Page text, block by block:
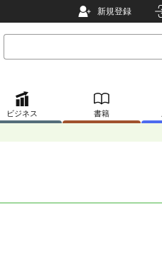
新規登録
ビジネス 書籍